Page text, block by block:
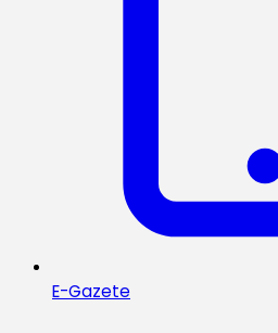
E-Gazete